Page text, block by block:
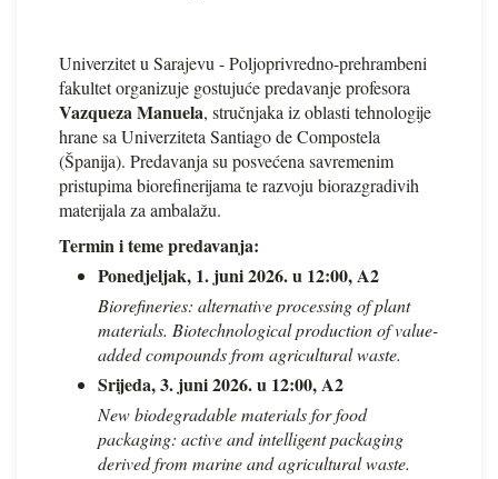
Univerzitet u Sarajevu - Poljoprivredno-prehrambeni
fakultet organizuje gostujuće predavanje profesora
Vazqueza Manuela, stručnjaka iz oblasti tehnologije
hrane sa Univerziteta Santiago de Compostela
(Španija). Predavanja su posvećena savremenim
pristupima biorefinerijama te razvoju biorazgradivih
materijala za ambalažu.
Termin i teme predavanja:
Ponedjeljak, 1. juni 2026. u 12:00, A2
Biorefineries: alternative processing of plant
materials. Biotechnological production of value-
added compounds from agricultural waste.
Srijeda, 3. juni 2026. u 12:00, A2
New biodegradable materials for food
packaging: active and intelligent packaging
derived from marine and agricultural waste.